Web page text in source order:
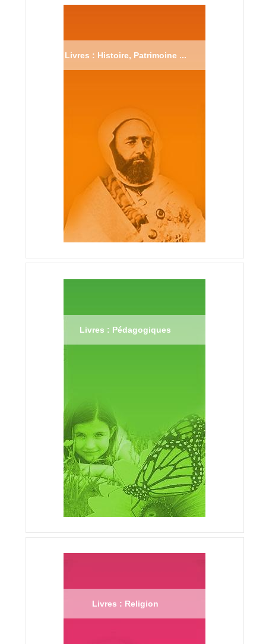
Livres : Histoire, Patrimoine ...
Livres : Pédagogiques
Livres : Religion